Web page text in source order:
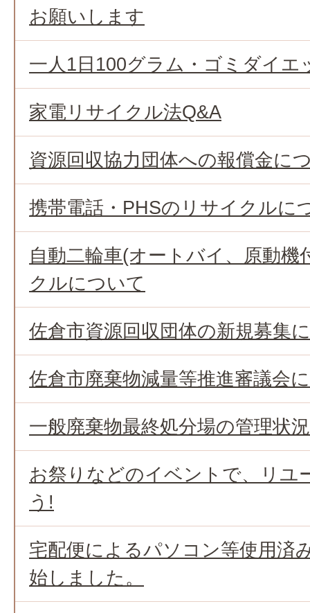
お願いします
一人1日100グラム・ゴミダイエ
家電リサイクル法Q&A
資源回収協力団体への報償金に
携帯電話・PHSのリサイクルに
自動二輪車(オートバイ、原動機
クルについて
佐倉市資源回収団体の新規募集
佐倉市廃棄物減量等推進審議会
一般廃棄物最終処分場の管理状
お祭りなどのイベントで、リユ
う!
宅配便によるパソコン等使用済
始しました。